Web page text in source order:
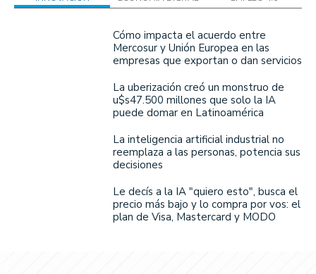
Cómo impacta el acuerdo entre
Mercosur y Unión Europea en las
empresas que exportan o dan servicios
La uberización creó un monstruo de
u$s47.500 millones que solo la IA
puede domar en Latinoamérica
La inteligencia artificial industrial no
reemplaza a las personas, potencia sus
decisiones
Le decís a la IA "quiero esto", busca el
precio más bajo y lo compra por vos: el
plan de Visa, Mastercard y MODO